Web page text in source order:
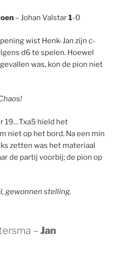
– Johan Valstar1-0
wist Henk-Jan zijn c-
d6 te spelen. Hoewel
was, kon de pion niet
19…Txa5 hield het
niet op het bord. Na een min
zetten was het materiaal
de partij voorbij; de pion op
gewonnen stelling.
– Jan